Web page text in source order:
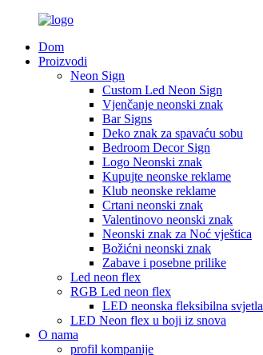
Dom
Proizvodi
Neon Sign
Custom Led Neon Sign
Vjenčanje neonski znak
Bar Signs
Deko znak za spavaću sobu
Bedroom Decor Sign
Logo Neonski znak
Kupujte neonske reklame
Klub neonske reklame
Crtani neonski znak
Valentinovo neonski znak
Neonski znak za Noć vještica
Božićni neonski znak
Zabave i posebne prilike
Led neon flex
RGB Led neon flex
LED neonska fleksibilna svjetla
LED Neon flex u boji iz snova
O nama
profil kompanije